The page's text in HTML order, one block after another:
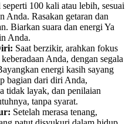
100 kali atau lebih, sesuai
Anda. Rasakan getaran dan
Biarkan suara dan energi Ya
Anda.
Saat berzikir, arahkan fokus
Anda, dengan segala
energi kasih sayang
bagian dari diri Anda,
tidak layak, dan penilaian
tanpa syarat.
Setelah merasa tenang,